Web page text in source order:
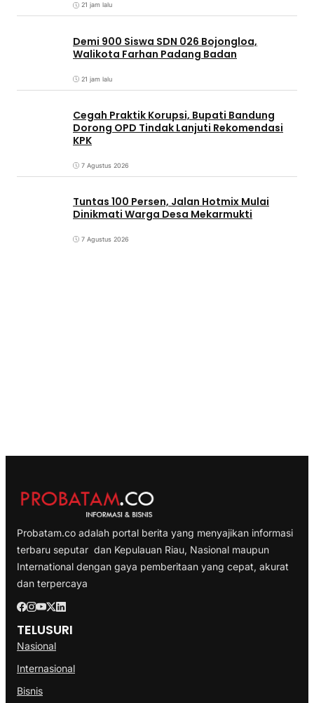
21 jam lalu
Demi 900 Siswa SDN 026 Bojongloa,
Walikota Farhan Padang Badan
21 jam lalu
Cegah Praktik Korupsi, Bupati Bandung
Dorong OPD Tindak Lanjuti Rekomendasi
KPK
7 Agustus 2026
Tuntas 100 Persen, Jalan Hotmix Mulai
Dinikmati Warga Desa Mekarmukti
7 Agustus 2026
Probatam.co adalah portal berita yang menyajikan informasi
terbaru seputar dan Kepulauan Riau, Nasional maupun
International dengan gaya pemberitaan yang cepat, akurat
dan terpercaya
TELUSURI
Nasional
Internasional
Bisnis